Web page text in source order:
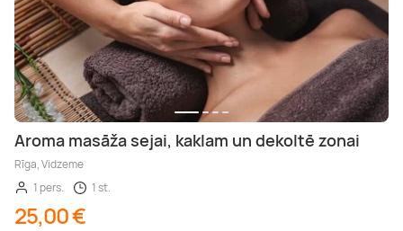
Aroma masāža sejai, kaklam un dekoltē zonai
Rīga, Vidzeme
1 pers.
1 st.
25,00 €